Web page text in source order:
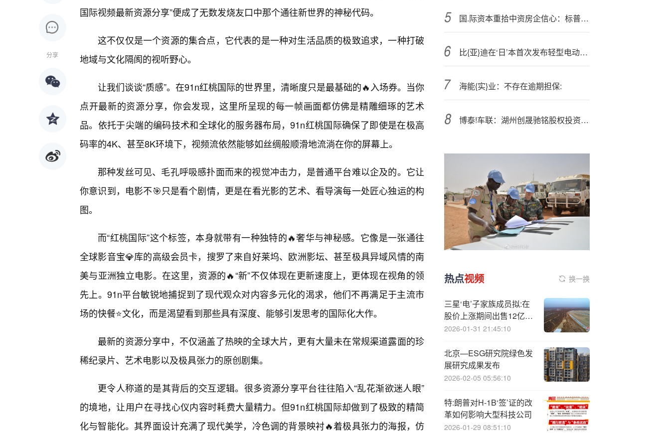
分享
国际视频最新资源分享”便成了无数发烧友口中那个通往新世界的神秘代码。
这不仅仅是一个资源的集合点，它代表的是一种对生活品质的极致追求，一种打破
地域与文化隔阂的视听野心。
让我们谈谈“质感”。在91n红桃国际的世界里，清晰度只是最基础的🔥入场券。当你
点开最新的资源分享，你会发现，这里所呈现的每一帧画面都仿佛是精雕细琢的艺术
品。依托于尖端的编码技术和全球化的服务器布局，91n红桃国际确保了即使是在极高
码率的4K、甚至8K环境下，视频流依然能够如丝绸般顺滑地流淌在你的屏幕上。
那种发丝可见、毛孔呼吸感扑面而来的视觉冲击力，是普通平台难以企及的。它让
你意识到，电影不🎯只是看个剧情，更是在看光影的艺术、看导演每一处匠心独运的构
图。
而“红桃国际”这个标签，本身就带有一种独特的🔥奢华与神秘感。它像是一张通往
全球影音宝💎库的高级会员卡，搜罗了来自好莱坞、欧洲影坛、甚至极具异域风情的南
美与亚洲独立电影。在这里，资源的🔥“新”不仅体现在更新速度上，更体现在视角的领
先上。91n平台敏锐地捕捉到了现代观众对内容多元化的渴求，他们不再满足于主流市
场的快餐⭐文化，而是渴望看到那些具有深度、能够引发思考的国际化大作。
最新的资源分享中，不仅涵盖了热映的全球大片，更有大量未在常规渠道露面的珍
稀纪录片、艺术电影以及极具张力的原创剧集。
更令人称道的是其背后的交互逻辑。很多资源分享平台往往陷入“乱花渐欲迷人眼”
的境地，让用户在寻找心仪内容时耗费大量精力。但91n红桃国际却做到了极致的精简
化与智能化。其界面设计充满了现代美学，冷色调的背景映衬🔥着极具张力的海报，仿
国.际资本重拾中资房企信心：标普授予越秀地产投资级评级，惠誉已上调其展望
比{亚}迪在‘日’本首次发布轻型电动车“RACCO”，计划2026年上市
海能{实}业：不存在逾期担保:
博泰!车联：湖州创晟驰铭股权投资拟6244万元出售阿维塔科技(重庆)0.24%股权
热点视频 换一换
三星‘电’子家族成员拟:在
股价上涨期间出售12亿美
元股份
2026-01-31 21:45:10
北京—ESG研究院绿色发
展研究成果发布
2026-02-05 05:56:10
特:朗普对H-1B‘签’证的改
革如何影响大型科技公司
2026-01-29 08:51:10